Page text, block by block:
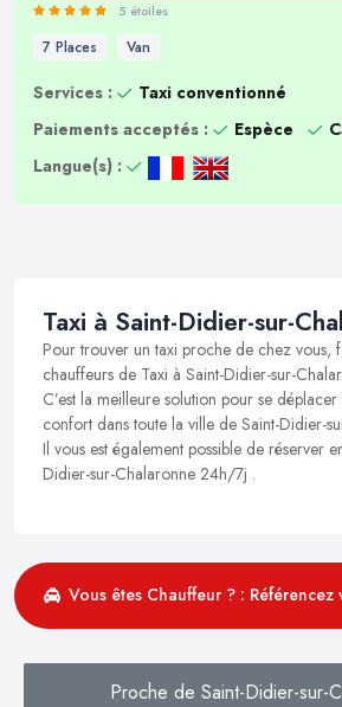
5 étoiles
7 Places Van
Services :
Taxi conventionné
Paiements acceptés :
Espèce
Langue(s) :
Taxi à Saint-Didier-sur-
Pour trouver un taxi proche de chez vous,
chauffeurs de Taxi à Saint-Didier-sur-
C’est la meilleure solution pour se
confort dans toute la ville de Saint-Didier-
Il vous est également possible de réserver
Didier-sur-Chalaronne 24h/7j .
Vous êtes Chauffeur ? :
Proche de Saint-Didier-sur-